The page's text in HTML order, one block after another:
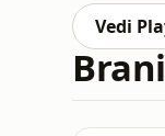
Vedi